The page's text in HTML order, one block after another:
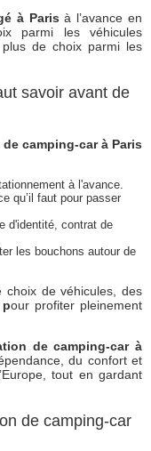
à Paris à l’avance en
parmi les véhicules
de choix parmi les
savoir avant de
camping-car à Paris
à l'avance.
qu’il faut pour passer
d'identité, contrat de
les bouchons autour de
de véhicules, des
our profiter pleinement
de camping-car à
du confort et
tout en gardant
de camping-car